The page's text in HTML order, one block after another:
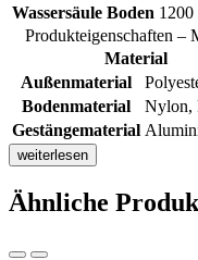
Wassersäule Boden 1200
Produkteigenschaften –
Material
Außenmaterial
Bodenmaterial
Nylon,
Gestängematerial
weiterlesen
Ähnliche